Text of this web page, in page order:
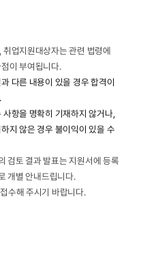
취업지원대상자는 관련 법령에
이 부여됩니다.
다른 내용이 있을 경우 합격이
항을 명확히 기재하지 않거나,
지 않은 경우 불이익이 있을 수
검토 결과 발표는 지원서에 등록
개별 안내드립니다.
수해 주시기 바랍니다.